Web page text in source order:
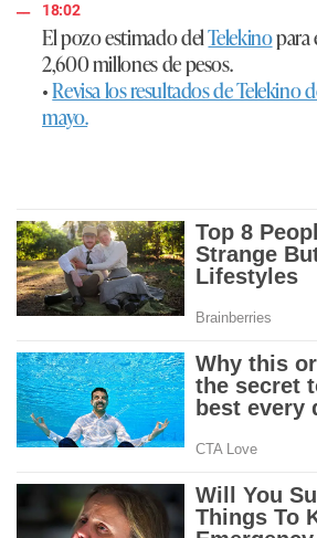
18:02
El pozo estimado delTelekinopara
2,600 millones de pesos.
•Revisa los resultados de Telekino
mayo.